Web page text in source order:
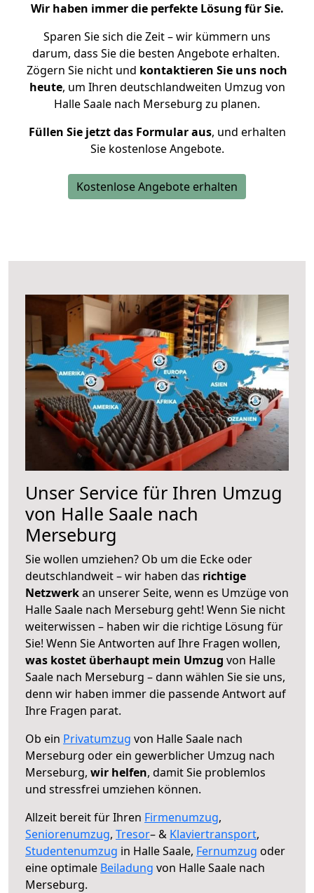
Wir haben immer die perfekte Lösung für Sie.
Sparen Sie sich die Zeit – wir kümmern uns
darum, dass Sie die besten Angebote erhalten.
Zögern Sie nicht und kontaktieren Sie uns noch
heute, um Ihren deutschlandweiten Umzug von
Halle Saale nach Merseburg zu planen.
Füllen Sie jetzt das Formular aus, und erhalten
Sie kostenlose Angebote.
Kostenlose Angebote erhalten
Unser Service für Ihren Umzug
von Halle Saale nach
Merseburg
Sie wollen umziehen? Ob um die Ecke oder
deutschlandweit – wir haben das richtige
Netzwerkan unserer Seite, wenn es Umzüge von
Halle Saale nach Merseburg geht! Wenn Sie nicht
weiterwissen – haben wir die richtige Lösung für
Sie! Wenn Sie Antworten auf Ihre Fragen wollen,
was kostet überhaupt mein Umzug von Halle
Saale nach Merseburg – dann wählen Sie sie uns,
denn wir haben immer die passende Antwort auf
Ihre Fragen parat.
Ob ein Privatumzug von Halle Saale nach
Merseburg oder ein gewerblicher Umzug nach
Merseburg, wir helfen, damit Sie problemlos
und stressfrei umziehen können.
Allzeit bereit für Ihren Firmenumzug,
Seniorenumzug, Tresor– & Klaviertransport,
Studentenumzug in Halle Saale, Fernumzug oder
eine optimale Beiladung von Halle Saale nach
Merseburg.